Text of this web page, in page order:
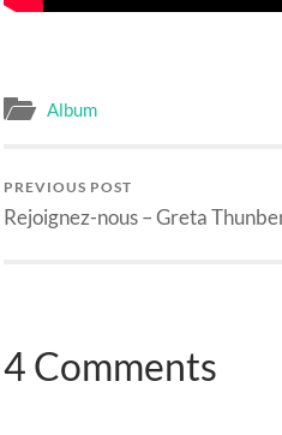
Album
PREVIOUS POST
Rejoignez-nous – Greta
4 Comments